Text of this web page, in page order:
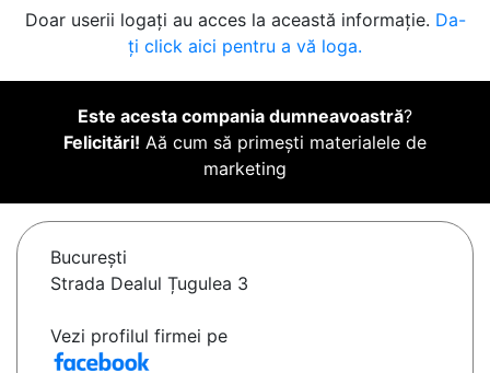
Doar userii logați au acces la această informație. Da-
ți click aici pentru a vă loga.
Este acesta compania dumneavoastră?
Felicitări! Aă cum să primești materialele de
marketing
Bucureşti
Strada Dealul Țugulea 3
Vezi profilul firmei pe